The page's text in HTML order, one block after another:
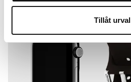
Tillåt urval